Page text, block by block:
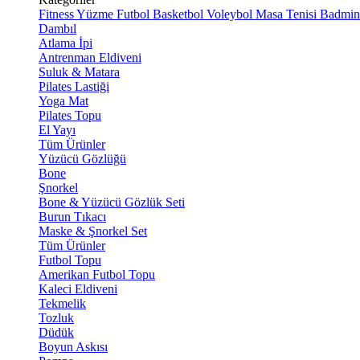
FitnessYüzme Futbol Basketbol Voleybol Masa Tenisi
Dambıl
Atlama İpi
Antrenman Eldiveni
Suluk & Matara
Pilates Lastiği
Yoga Mat
Pilates Topu
El Yayı
Tüm Ürünler
Yüzücü Gözlüğü
Bone
Şnorkel
Bone & Yüzücü Gözlük Seti
Burun Tıkacı
Maske & Şnorkel Set
Tüm Ürünler
Futbol Topu
Amerikan Futbol Topu
Kaleci Eldiveni
Tekmelik
Tozluk
Düdük
Boyun Askısı